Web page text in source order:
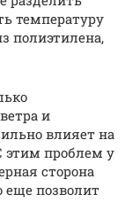
температуру
полиэтилена,
и
влияет на
этим проблем у
сторона
еще позволит